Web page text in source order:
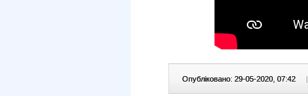
Опубліковано: 29-05-2020, 07:42 |